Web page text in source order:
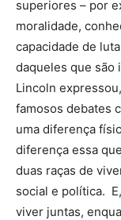
superiores – por
moralidade,
capacidade de
daqueles que
Lincoln
famosos debates
uma diferença
diferença essa
duas raças de
social e política.
viver juntas,